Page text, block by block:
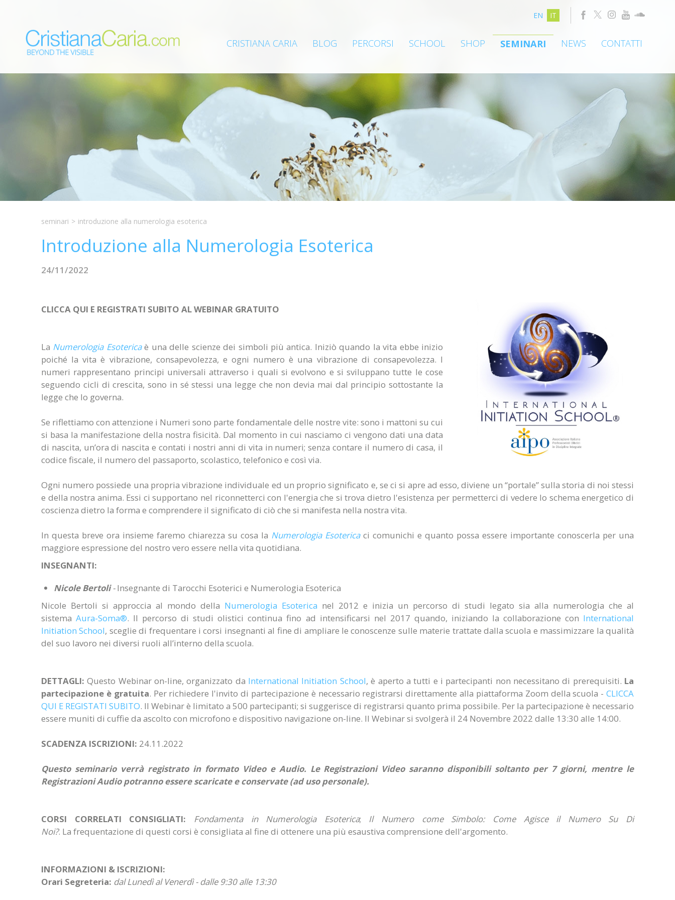
EN IT
CRISTIANA CARIA BLOG PERCORSI SCHOOL SHOP SEMINARI NEWS CONTATTI
seminari > introduzione alla numerologia esoterica
Introduzione alla Numerologia Esoterica
24/11/2022
CLICCA QUI E REGISTRATI SUBITO AL WEBINAR GRATUITO
La Numerologia Esotericaè una delle scienze dei simboli più antica. Iniziò quando la vita ebbe inizio
poiché la vita è vibrazione, consapevolezza, e ogni numero è una vibrazione di consapevolezza. I
numeri rappresentano principi universali attraverso i quali si evolvono e si sviluppano tutte le cose
seguendo cicli di crescita, sono in sé stessi una legge che non devia mai dal principio sottostante la
legge che lo governa.
Se riflettiamo con attenzione i Numeri sono parte fondamentale delle nostre vite: sono i mattoni su cui
si basa la manifestazione della nostra fisicità. Dal momento in cui nasciamo ci vengono dati una data
di nascita, un’ora di nascita e contati i nostri anni di vita in numeri; senza contare il numero di casa, il
codice fiscale, il numero del passaporto, scolastico, telefonico e così via.
Ogni numero possiede una propria vibrazione individuale ed un proprio significato e, se ci si apre ad esso, diviene un “portale” sulla storia di noi stessi
e della nostra anima. Essi ci supportano nel riconnetterci con l'energia che si trova dietro l'esistenza per permetterci di vedere lo schema energetico di
coscienza dietro la forma e comprendere il significato di ciò che si manifesta nella nostra vita.
In questa breve ora insieme faremo chiarezza su cosa la Numerologia Esotericaci comunichi e quanto possa essere importante conoscerla per una
maggiore espressione del nostro vero essere nella vita quotidiana.
INSEGNANTI:
Nicole Bertoli-Insegnante di Tarocchi Esoterici e Numerologia Esoterica
Nicole Bertoli si approccia al mondo della Numerologia Esoterica nel 2012 e inizia un percorso di studi legato sia alla numerologia che al
sistemaAura-Soma®. Il percorso di studi olistici continua fino ad intensificarsi nel 2017 quando, iniziando la collaborazione con International
Initiation School, sceglie di frequentare i corsi insegnanti al fine di ampliare le conoscenze sulle materie trattate dalla scuola e massimizzare la qualità
del suo lavoro nei diversi ruoli all’interno della scuola.
DETTAGLI: Questo Webinar on-line, organizzato da International Initiation School, è aperto a tutti e i partecipanti non necessitano di prerequisiti. La
partecipazione è gratuita. Per richiedere l'invito di partecipazione è necessario registrarsi direttamente alla piattaforma Zoom della scuola -CLICCA
QUI E REGISTATI SUBITO. Il Webinar è limitato a 500 partecipanti; si suggerisce di registrarsi quanto prima possibile. Per la partecipazione è necessario
essere muniti di cuffie da ascolto con microfono e dispositivo navigazione on-line. Il Webinar si svolgerà il 24 Novembre 2022 dalle 13:30 alle 14:00.
SCADENZA ISCRIZIONI: 24.11.2022
Questo seminario verrà registrato in formato Video e Audio. Le Registrazioni Video saranno disponibili soltanto per 7 giorni, mentre le
Registrazioni Audio potranno essere scaricate e conservate (ad uso personale).
CORSI CORRELATI CONSIGLIATI: Fondamenta in Numerologia Esoterica; Il Numero come Simbolo: Come Agisce il Numero Su Di
Noi?. La frequentazione di questi corsi è consigliata al fine di ottenere una più esaustiva comprensione dell'argomento.
INFORMAZIONI & ISCRIZIONI:
Orari Segreteria: dal Lunedì al Venerdì - dalle 9:30 alle 13:30